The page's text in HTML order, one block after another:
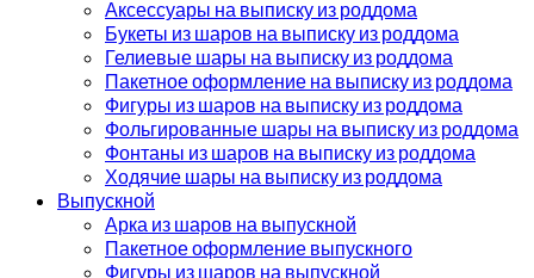
Аксессуары на выписку из роддома
Букеты из шаров на выписку из роддома
Гелиевые шары на выписку из роддома
Пакетное оформление на выписку из роддома
Фигуры из шаров на выписку из роддома
Фольгированные шары на выписку из роддома
Фонтаны из шаров на выписку из роддома
Ходячие шары на выписку из роддома
Выпускной
Арка из шаров на выпускной
Пакетное оформление выпускного
Фигуры из шаров на выпускной